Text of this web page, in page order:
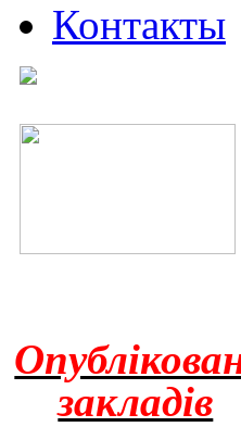
Контакты
закладів